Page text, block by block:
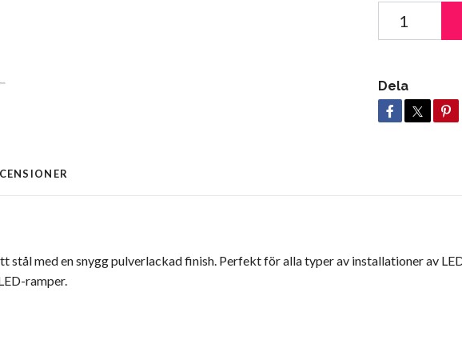
Dela
med en snygg pulverlackad finish. Perfekt för alla typer av installationer av
ramper.